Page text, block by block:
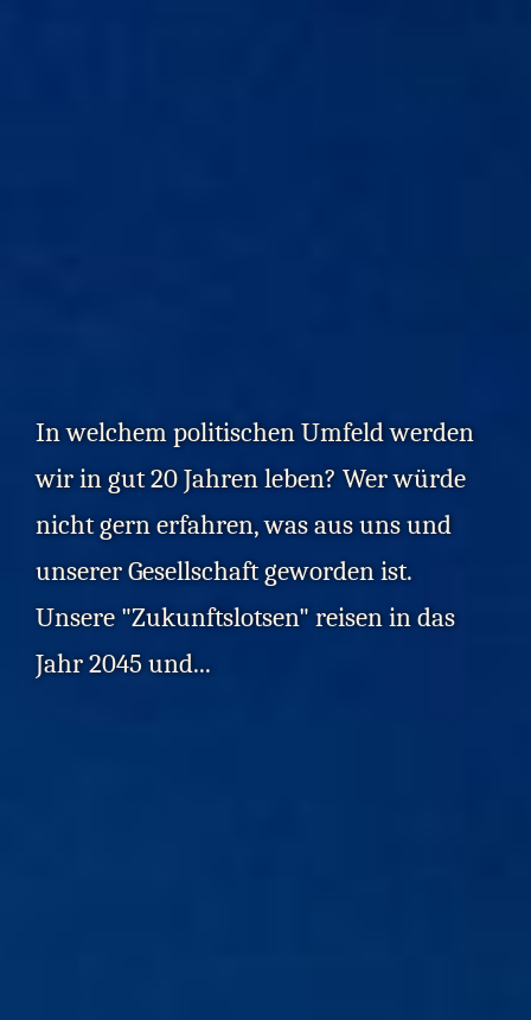
In welchem politischen Umfeld werden
wir in gut 20 Jahren leben? Wer würde
nicht gern erfahren, was aus uns und
unserer Gesellschaft geworden ist.
Unsere "Zukunftslotsen" reisen in das
Jahr 2045 und...